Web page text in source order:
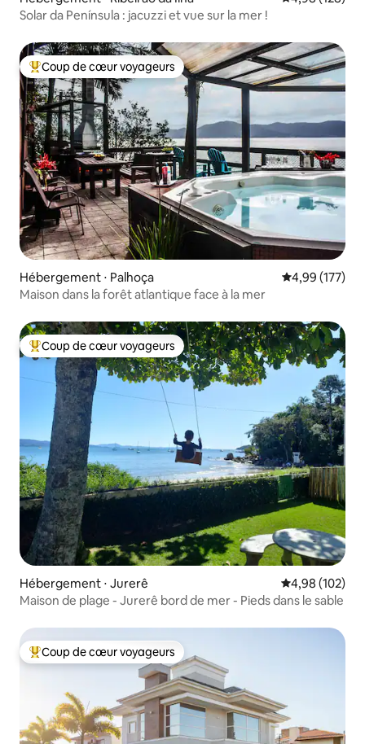
Solar da Península : jacuzzi et vue sur la mer !
Coups de cœur voyageurs les plus appréciés
Coup de cœur voyageurs
Hébergement ⋅ Palhoça Évaluation
4,99 (177)
Maison dans la forêt atlantique face à la mer
Coups de cœur voyageurs les plus appréciés
Coup de cœur voyageurs
Hébergement ⋅ Jurerê Évaluation
4,98 (102)
Maison de plage - Jurerê bord de mer - Pieds dans le sable
Coups de cœur voyageurs les plus appréciés
Coup de cœur voyageurs